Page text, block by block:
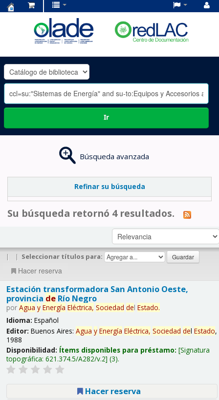
OLADE
-
Ir
Búsqueda avanzada
Refinar su búsqueda
Su búsqueda retornó 4 resultados.
| | Seleccionar títulos para:
Hacer reserva
Estación transformadora San Antonio Oeste,
provincia deRío Negro
por Agua y Energía Eléctrica, Sociedad del Estado.
Idioma: Español
Editor: Buenos Aires: Agua y Energía Eléctrica, Sociedad del Estado,
1988
Disponibilidad: Ítems disponibles para préstamo: Signatura
topográfica: 621.374.5/A282/v.2 (3).
Hacer reserva